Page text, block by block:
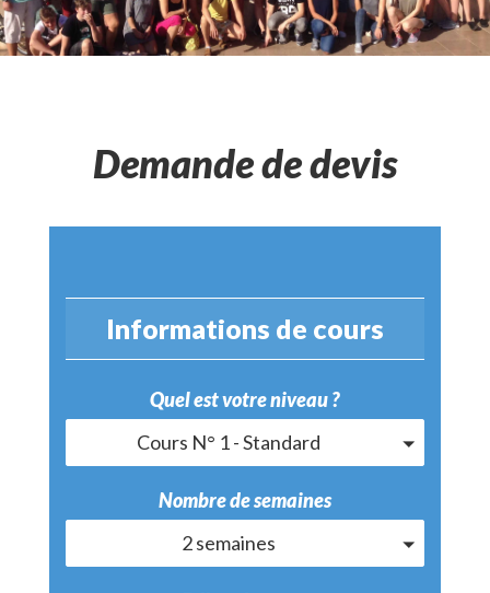
Demande de devis
Informations de cours
Quel est votre niveau ?
Cours N° 1 - Standard
Nombre de semaines
2 semaines